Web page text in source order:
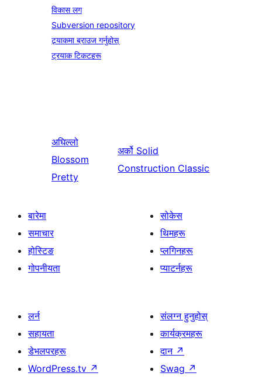
विकास लग
Subversion repository
ट्र्याकमा ब्राउज गर्नुहोस्
ट्रयाक टिकटहरू
अघिल्लो
Blossom
Pretty
अर्को Solid
Construction Classic
बारेमा
समाचार
होस्टिङ
गोपनीयता
सोकेस
थिमहरू
प्लगिनहरू
प्याटर्नहरू
लर्न
सहायता
डेभलपरहरू
WordPress.tv ↗
संलग्न हुनुहोस्
कार्यक्रमहरू
दान ↗
Swag ↗